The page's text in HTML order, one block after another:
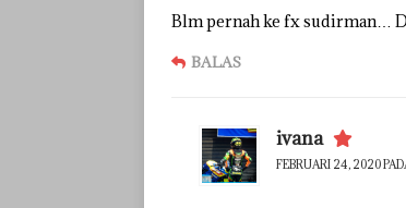
Blm pernah ke fx sudirman…
BALAS
ivana
FEBRUARI 24, 2020